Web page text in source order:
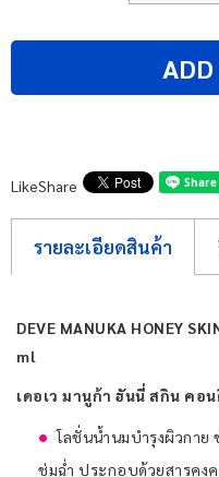
LikeShare
รายละเอียดสินค้า
DEVE MANUKA HONEY
ml
เดอเว มานูก้า ฮันนี่ สกิน คอ
โลชั่นน้ำนมบำรุงผิวกาย
ชุ่มฉ่ำ ประกอบด้วยสารคง